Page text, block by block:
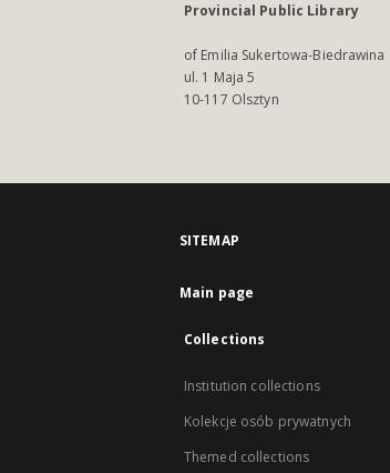
Provincial Public Library
of Emilia Sukertowa-Biedrawina
ul. 1 Maja 5
10-117 Olsztyn
SITEMAP
Main page
Collections
Institution collections
Kolekcje osób prywatnych
Themed collections